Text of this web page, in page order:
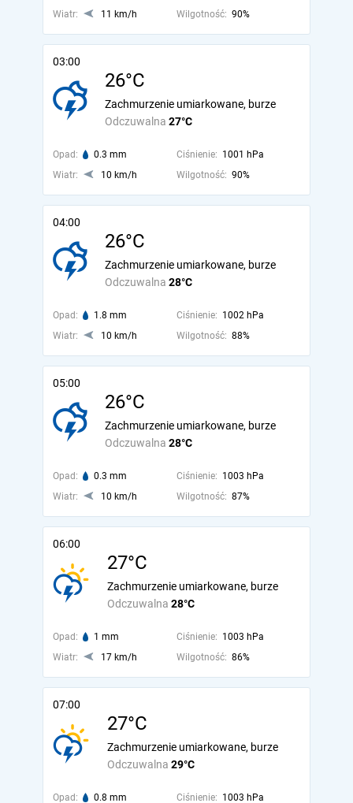
Wiatr:
11 km/h Wilgotność: 90%
03:00
26°C
Odczuwalna 27°C
Zachmurzenie umiarkowane, burze
Opad: 0.3 mm Ciśnienie: 1001 hPa
Wiatr:
10 km/h Wilgotność: 90%
04:00
26°C
Odczuwalna 28°C
Zachmurzenie umiarkowane, burze
Opad: 1.8 mm Ciśnienie: 1002 hPa
Wiatr:
10 km/h Wilgotność: 88%
05:00
26°C
Odczuwalna 28°C
Zachmurzenie umiarkowane, burze
Opad: 0.3 mm Ciśnienie: 1003 hPa
Wiatr:
10 km/h Wilgotność: 87%
06:00
27°C
Odczuwalna 28°C
Zachmurzenie umiarkowane, burze
Opad: 1 mm Ciśnienie: 1003 hPa
Wiatr:
17 km/h Wilgotność: 86%
07:00
27°C
Odczuwalna 29°C
Zachmurzenie umiarkowane, burze
Opad: 0.8 mm Ciśnienie: 1003 hPa